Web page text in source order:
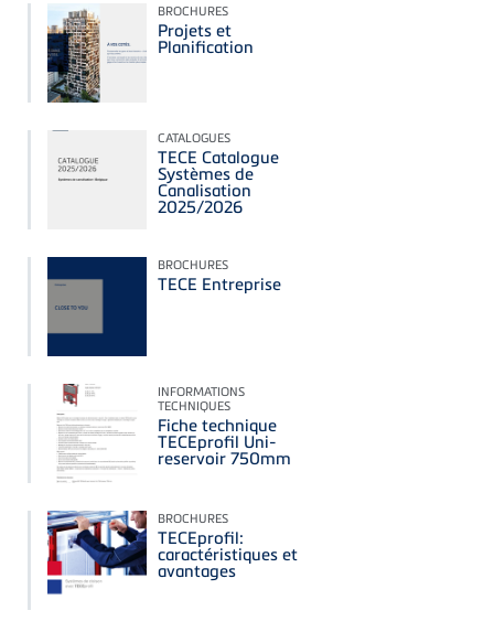
BROCHURES
Projets et
Planification
CATALOGUES
TECE Catalogue
Systèmes de
Canalisation
2025/2026
BROCHURES
TECE Entreprise
INFORMATIONS
TECHNIQUES
Fiche technique
TECEprofil Uni-
reservoir 750mm
BROCHURES
TECEprofil:
caractéristiques et
avantages